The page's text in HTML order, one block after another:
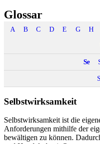
Glossar
A B C D E G H
Se
Selbstwirksamkeit
Selbstwirksamkeit ist die
Anforderungen mithilfe der
bewältigen zu können.